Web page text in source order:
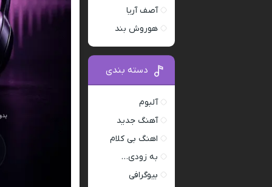
آصف آریا
هوروش بند
دسته بندی
آلبوم
آهنگ جدید
اهنگ بی کلام
به زودی…
بیوگرافی